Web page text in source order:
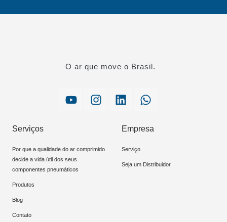
O ar que move o Brasil.
Serviços
Por que a qualidade do ar comprimido
decide a vida útil dos seus
componentes pneumáticos
Produtos
Blog
Contato
Empresa
Serviço
Seja um Distribuidor